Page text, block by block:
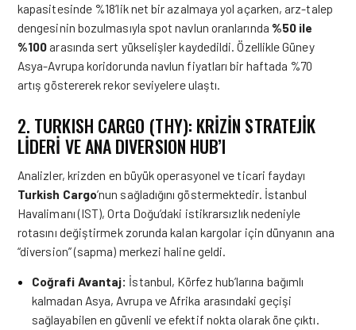
kapasitesinde %18’lik net bir azalmaya yol açarken, arz-talep
dengesinin bozulmasıyla spot navlun oranlarında %50 ile
%100 arasında sert yükselişler kaydedildi. Özellikle Güney
Asya-Avrupa koridorunda navlun fiyatları bir haftada %70
artış göstererek rekor seviyelere ulaştı.
2. TURKISH CARGO (THY): KRİZİN STRATEJİK
LİDERİ VE ANA DIVERSION HUB’I
Analizler, krizden en büyük operasyonel ve ticari faydayı
Turkish Cargo’nun sağladığını göstermektedir. İstanbul
Havalimanı (IST), Orta Doğu’daki istikrarsızlık nedeniyle
rotasını değiştirmek zorunda kalan kargolar için dünyanın ana
“diversion” (sapma) merkezi haline geldi.
Coğrafi Avantaj: İstanbul, Körfez hub’larına bağımlı
kalmadan Asya, Avrupa ve Afrika arasındaki geçişi
sağlayabilen en güvenli ve efektif nokta olarak öne çıktı.